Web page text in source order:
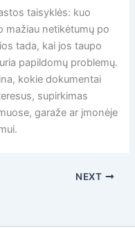
taisyklės: kuo
mažiau netikėtumų po
tada, kai jos taupo
papildomų problemų.
kokie dokumentai
supirkimas
garaže ar įmonėje
NEXT